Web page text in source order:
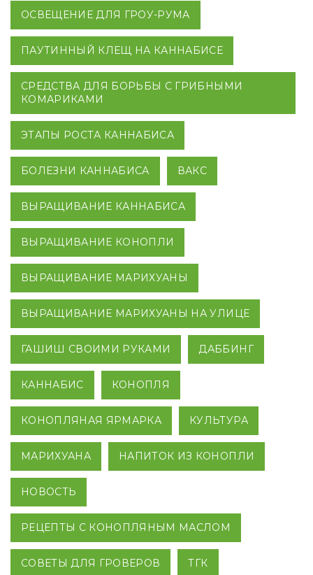
ОСВЕЩЕНИЕ ДЛЯ ГРОУ-РУМА
ПАУТИННЫЙ КЛЕЩ НА КАННАБИСЕ
СРЕДСТВА ДЛЯ БОРЬБЫ С ГРИБНЫМИ
КОМАРИКАМИ
ЭТАПЫ РОСТА КАННАБИСА
БОЛЕЗНИ КАННАБИСА ВАКС
ВЫРАЩИВАНИЕ КАННАБИСА
ВЫРАЩИВАНИЕ КОНОПЛИ
ВЫРАЩИВАНИЕ МАРИХУАНЫ
ВЫРАЩИВАНИЕ МАРИХУАНЫ НА УЛИЦЕ
ГАШИШ СВОИМИ РУКАМИ ДАББИНГ
КАННАБИС КОНОПЛЯ
КОНОПЛЯНАЯ ЯРМАРКА КУЛЬТУРА
МАРИХУАНА НАПИТОК ИЗ КОНОПЛИ
НОВОСТЬ
РЕЦЕПТЫ С КОНОПЛЯНЫМ МАСЛОМ
СОВЕТЫ ДЛЯ ГРОВЕРОВ ТГК